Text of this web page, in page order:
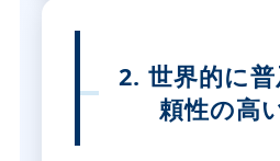
2. 世界的に
頼性の高